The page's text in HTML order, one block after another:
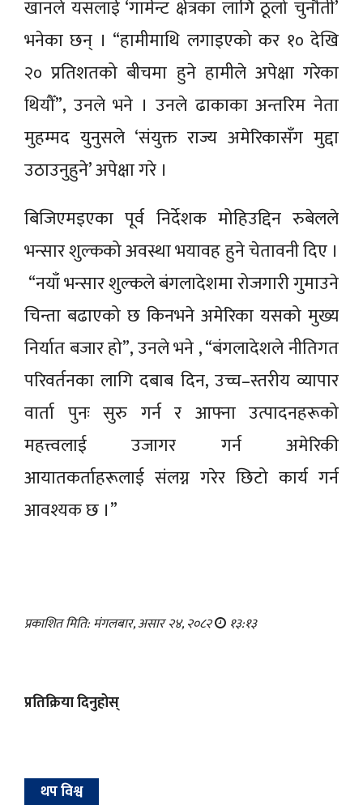
खानले यसलाई ‘गार्मेन्ट क्षेत्रका लागि ठूलो चुनौती’
भनेका छन् । “हामीमाथि लगाइएको कर १० देखि
२० प्रतिशतको बीचमा हुने हामीले अपेक्षा गरेका
थियौँ”, उनले भने । उनले ढाकाका अन्तरिम नेता
मुहम्मद युनुसले ‘संयुक्त राज्य अमेरिकासँग मुद्दा
उठाउनुहुने’ अपेक्षा गरे ।
बिजिएमइएका पूर्व निर्देशक मोहिउद्दिन रुबेलले
भन्सार शुल्कको अवस्था भयावह हुने चेतावनी दिए ।
“नयाँ भन्सार शुल्कले बंगलादेशमा रोजगारी गुमाउने
चिन्ता बढाएको छ किनभने अमेरिका यसको मुख्य
निर्यात बजार हो”, उनले भने , “बंगलादेशले नीतिगत
परिवर्तनका लागि दबाब दिन, उच्च–स्तरीय व्यापार
वार्ता पुनः सुरु गर्न र आफ्ना उत्पादनहरूको
महत्त्वलाई उजागर गर्न अमेरिकी
आयातकर्ताहरूलाई संलग्न गरेर छिटो कार्य गर्न
आवश्यक छ ।”
प्रकाशित मिति: मंगलबार, असार २४, २०८२ १३:१३
प्रतिक्रिया दिनुहोस्
थप विश्व